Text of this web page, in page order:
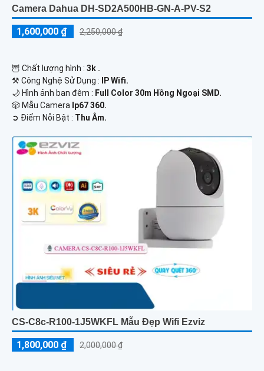
Camera Dahua DH-SD2A500HB-GN-A-PV-S2
1,600,000 ₫ 2,250,000 ₫
🦉 Chất lượng hình : 3k .
⚒ Công Nghệ Sử Dụng :
IP Wifi.
🌙 Hình ảnh ban đêm : Full Color 30m Hồng Ngoại SMD.
🎲 Mẫu Camera Ip67 360.
️➲ Điểm Nỗi Bật : Thu Âm.
CS-C8c-R100-1J5WKFL Mẫu Đẹp Wifi Ezviz
1,800,000 ₫ 2,000,000 ₫